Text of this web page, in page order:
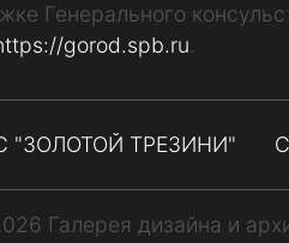
Генерального
gorod.spb.ru.
"ЗОЛОТОЙ ТРЕЗИНИ"
Галерея дизайна и